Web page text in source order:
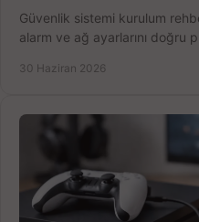
Güvenlik sistemi kurulum
alarm ve ağ ayarlarını doğru
30 Haziran 2026